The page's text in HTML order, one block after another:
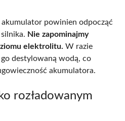
akumulator powinien odpocząć
Nie zapominajmy
elektrolitu. W razie
destylowaną wodą, co
akumulatora.
rozładowanym